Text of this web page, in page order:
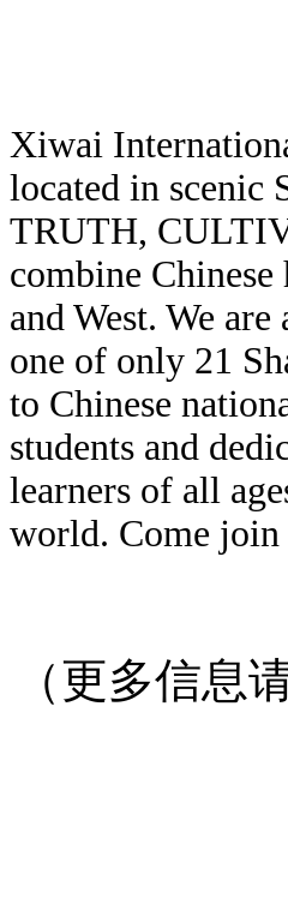
Xiwai
located in scenic
TRUTH,
combine
and West. We
one of only 21
to Chinese
students and
learners of all
world. Come join
（更多信息